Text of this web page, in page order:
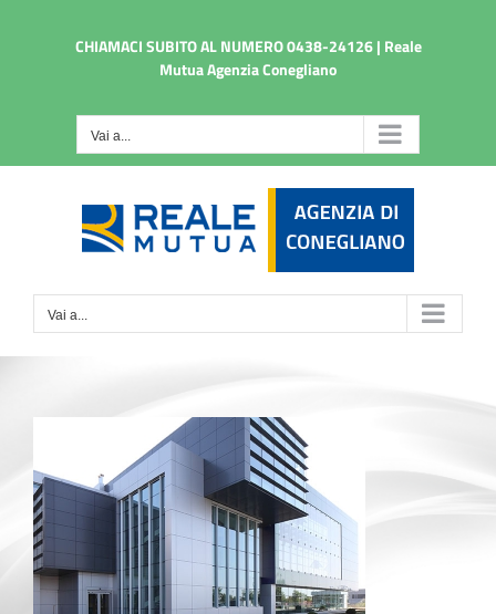
contenutoCHIAMACI SUBITO AL NUMERO 0438-24126 | Reale
Mutua Agenzia Conegliano
Vai a...
Vai a...